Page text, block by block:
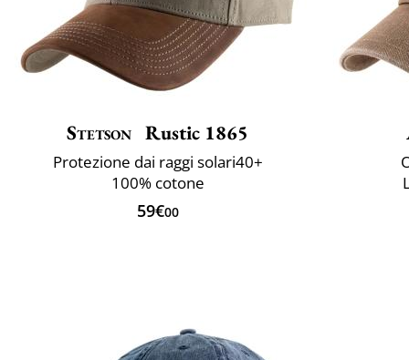
Stetson Rustic 1865
Protezione dai raggi solari40+
100% cotone
59€00